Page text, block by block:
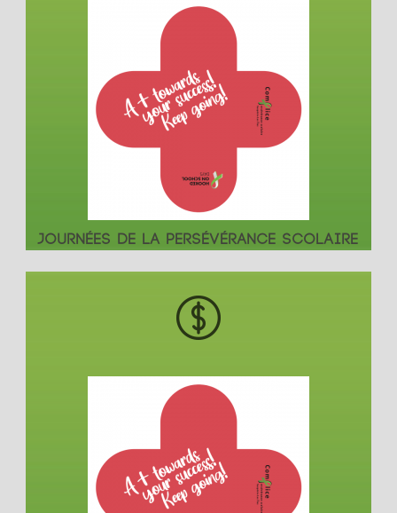
JOURNÉES DE LA PERSÉVÉRANCE SCOLAIRE